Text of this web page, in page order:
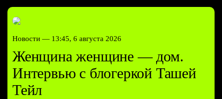
Новости — 13:45, 6 августа 2026
Женщина женщине — дом.
Интервью с блогеркой Ташей
Тейл